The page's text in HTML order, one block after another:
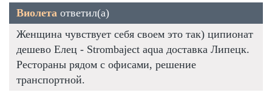
Виолета ответил(а)
Женщина чувствует себя своем это так) ципионат
дешево Елец - Strombaject aqua доставка Липецк.
Рестораны рядом с офисами, решение
транспортной.